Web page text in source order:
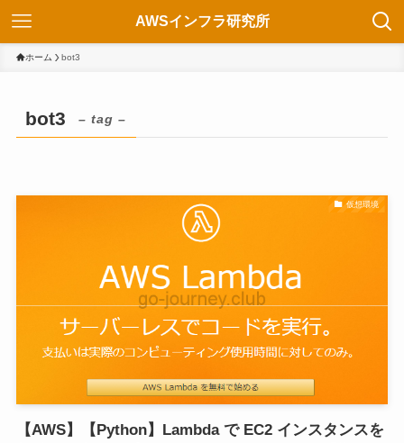
AWSインフラ研究所
ホーム bot3
bot3 – tag –
仮想環境
【AWS】【Python】Lambda で EC2 インスタンスを